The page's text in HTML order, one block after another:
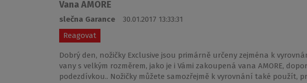
Vana AMORE
slečna Garance
30.01.2017 13:33:31
Reagovat
Dobrý den, nožičky Exclusive jsou primárně určeny zejména k
vany s velkým rozměrem, jako je i Vámi zakoupená vana AMORE,
podezdívkou.. Nožičky můžete samozřejmě k vyrovnání také použít,